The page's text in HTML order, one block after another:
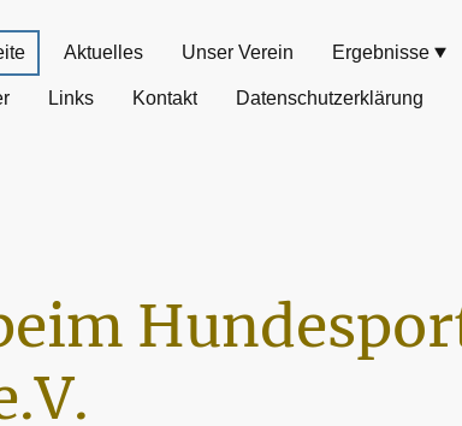
Aktuelles Unser Verein Ergebnisse
Links Kontakt Datenschutzerklärung